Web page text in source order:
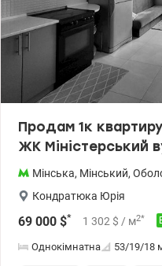
Продам 1к
ЖК Міністерський
Мінська, Мінський,
Кондратюка Юрія
69 000 $* 1 302 $ / м2*
Однокімнатна 53/19/18